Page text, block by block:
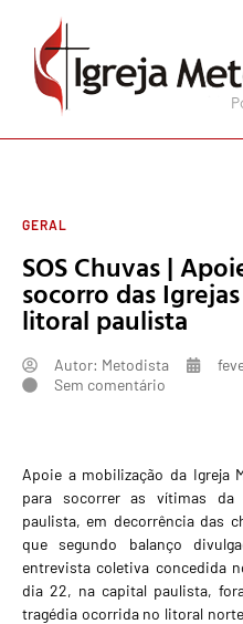
GERAL
SOS Chuvas |
socorro das
litoral paulista
Autor: Metodista
Sem comentário
Apoie a mobilização da Igreja
para socorrer as vítimas da
paulista, em decorrência das
que segundo balanço
entrevista coletiva concedida
dia 22, na capital paulista,
tragédia ocorrida no litoral